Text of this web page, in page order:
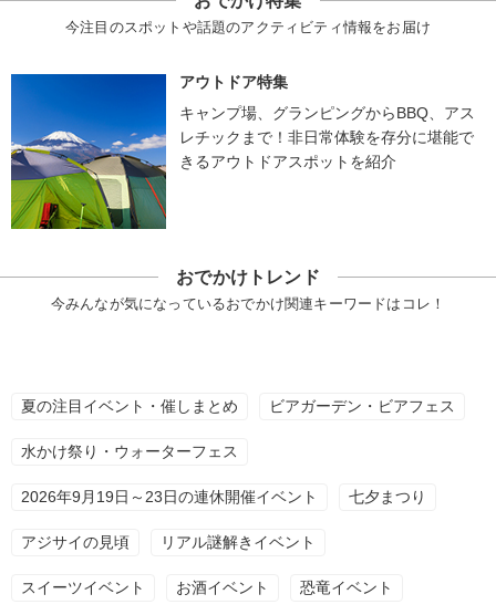
今注目のスポットや話題のアクティビティ情報をお届け
アウトドア特集
キャンプ場、グランピングからBBQ、アス
レチックまで！非日常体験を存分に堪能で
きるアウトドアスポットを紹介
おでかけトレンド
今みんなが気になっているおでかけ関連キーワードはコレ！
夏の注目イベント・催しまとめ ビアガーデン・ビアフェス
水かけ祭り・ウォーターフェス
2026年9月19日～23日の連休開催イベント 七夕まつり
アジサイの見頃 リアル謎解きイベント
スイーツイベント お酒イベント 恐竜イベント